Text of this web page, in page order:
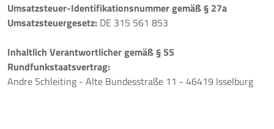
Umsatzsteuer-Identifikationsnummer gemäß § 27a
Umsatzsteuergesetz: DE 315 561 853
Inhaltlich Verantwortlicher gemäß § 55
Rundfunkstaatsvertrag:
Andre Schleiting - Alte Bundesstraße 11 - 46419 Isselburg